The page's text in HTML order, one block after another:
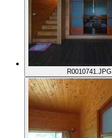
R0010741.JPG